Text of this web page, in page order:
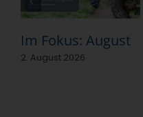
Im Fokus: August
2. August 2026